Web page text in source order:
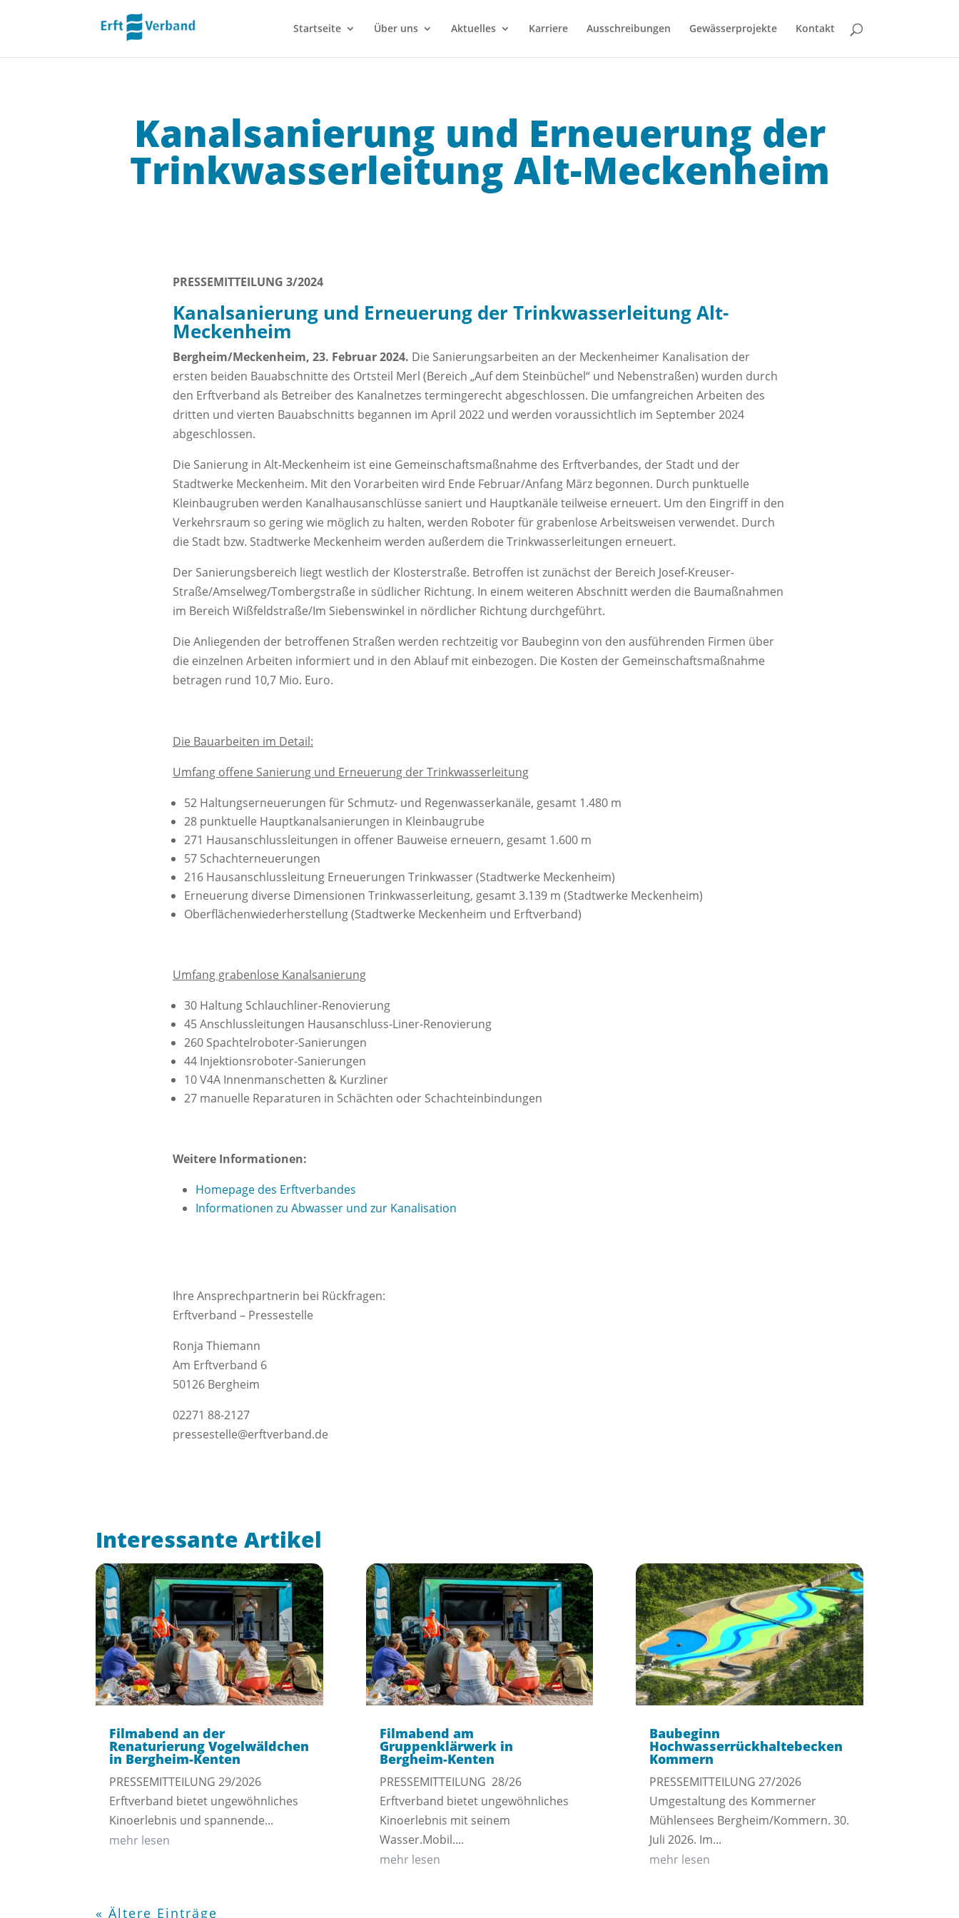
Startseite Über uns Aktuelles Karriere Ausschreibungen Gewässerprojekte Kontakt
Kanalsanierung und Erneuerung der
Trinkwasserleitung Alt-Meckenheim
PRESSEMITTEILUNG 3/2024
Kanalsanierung und Erneuerung der Trinkwasserleitung Alt-
Meckenheim
Bergheim/Meckenheim, 23. Februar 2024. Die Sanierungsarbeiten an der Meckenheimer Kanalisation der
ersten beiden Bauabschnitte des Ortsteil Merl (Bereich „Auf dem Steinbüchel“ und Nebenstraßen) wurden durch
den Erftverband als Betreiber des Kanalnetzes termingerecht abgeschlossen. Die umfangreichen Arbeiten des
dritten und vierten Bauabschnitts begannen im April 2022 und werden voraussichtlich im September 2024
abgeschlossen.
Die Sanierung in Alt-Meckenheim ist eine Gemeinschaftsmaßnahme des Erftverbandes, der Stadt und der
Stadtwerke Meckenheim. Mit den Vorarbeiten wird Ende Februar/Anfang März begonnen. Durch punktuelle
Kleinbaugruben werden Kanalhausanschlüsse saniert und Hauptkanäle teilweise erneuert. Um den Eingriff in den
Verkehrsraum so gering wie möglich zu halten, werden Roboter für grabenlose Arbeitsweisen verwendet. Durch
die Stadt bzw. Stadtwerke Meckenheim werden außerdem die Trinkwasserleitungen erneuert.
Der Sanierungsbereich liegt westlich der Klosterstraße. Betroffen ist zunächst der Bereich Josef-Kreuser-
Straße/Amselweg/Tombergstraße in südlicher Richtung. In einem weiteren Abschnitt werden die Baumaßnahmen
im Bereich Wißfeldstraße/Im Siebenswinkel in nördlicher Richtung durchgeführt.
Die Anliegenden der betroffenen Straßen werden rechtzeitig vor Baubeginn von den ausführenden Firmen über
die einzelnen Arbeiten informiert und in den Ablauf mit einbezogen. Die Kosten der Gemeinschaftsmaßnahme
betragen rund 10,7 Mio. Euro.
Die Bauarbeiten im Detail:
Umfang offene Sanierung und Erneuerung der Trinkwasserleitung
52 Haltungserneuerungen für Schmutz- und Regenwasserkanäle, gesamt 1.480 m
28 punktuelle Hauptkanalsanierungen in Kleinbaugrube
271 Hausanschlussleitungen in offener Bauweise erneuern, gesamt 1.600 m
57 Schachterneuerungen
216 Hausanschlussleitung Erneuerungen Trinkwasser (Stadtwerke Meckenheim)
Erneuerung diverse Dimensionen Trinkwasserleitung, gesamt 3.139 m (Stadtwerke Meckenheim)
Oberflächenwiederherstellung (Stadtwerke Meckenheim und Erftverband)
Umfang grabenlose Kanalsanierung
30 Haltung Schlauchliner-Renovierung
45 Anschlussleitungen Hausanschluss-Liner-Renovierung
260 Spachtelroboter-Sanierungen
44 Injektionsroboter-Sanierungen
10 V4A Innenmanschetten & Kurzliner
27 manuelle Reparaturen in Schächten oder Schachteinbindungen
Weitere Informationen:
Homepage des Erftverbandes
Informationen zu Abwasser und zur Kanalisation
Ihre Ansprechpartnerin bei Rückfragen:
Erftverband – Pressestelle
Ronja Thiemann
Am Erftverband 6
50126 Bergheim
02271 88-2127
pressestelle@erftverband.de
Interessante Artikel
Filmabend an der
Renaturierung Vogelwäldchen
in Bergheim-Kenten
PRESSEMITTEILUNG 29/2026
Erftverband bietet ungewöhnliches
Kinoerlebnis und spannende...
mehr lesen
Filmabend am
Gruppenklärwerk in
Bergheim-Kenten
PRESSEMITTEILUNG 28/26
Erftverband bietet ungewöhnliches
Kinoerlebnis mit seinem
Wasser.Mobil....
mehr lesen
Baubeginn
Hochwasserrückhaltebecken
Kommern
PRESSEMITTEILUNG 27/2026
Umgestaltung des Kommerner
Mühlensees Bergheim/Kommern. 30.
Juli 2026. Im...
mehr lesen
« Ältere Einträge